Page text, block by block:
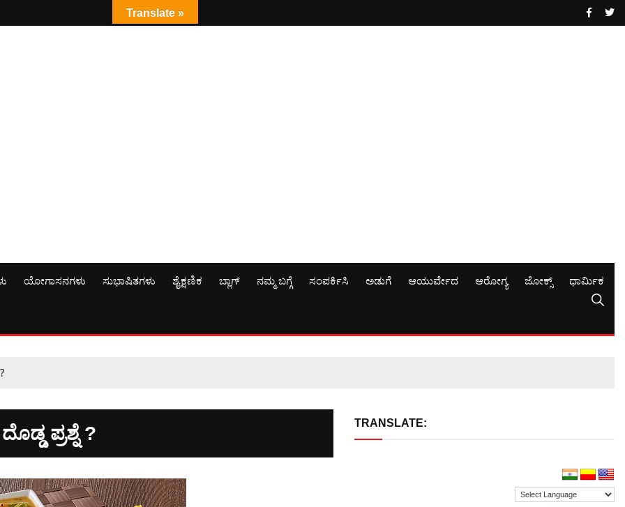
ಯೋಗಾಸನಗಳು ಸುಭಾಷಿತಗಳು ಶೈಕ್ಷಣಿಕ ಬ್ಲಾಗ್ ನಮ್ಮ ಬಗ್ಗೆ ಸಂಪರ್ಕಿಸಿ ಅಡುಗೆ ಆಯುರ್ವೇದ ಆರೋಗ್ಯ ಜೋಕ್ಸ್ ಧಾರ್ಮಿಕ
ಪ್ರಶ್ನೆ ? TRANSLATE:
Translate »